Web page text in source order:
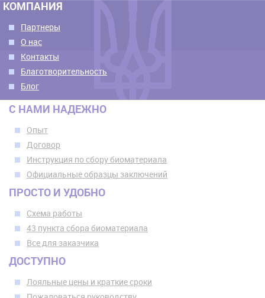
КОМПАНИЯ
Партнеры
О нас
Контакты
Благотворительность
Блог
С НАМИ НАДЕЖНО
Опыт
Договор
Инструкция по сбору биоматериала
Официальные образцы заключений
ПРОСТО И УДОБНО
Схема работы
43 пункта сбора биоматериала
Все для заказчика
ДОСТУПНО
Лояльные цены и краткие сроки